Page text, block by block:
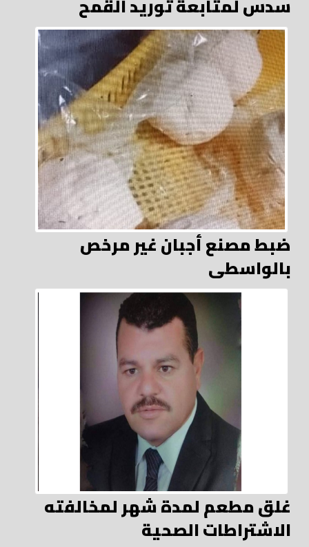
سدس لمتابعة توريد القمح
ضبط مصنع أجبان غير مرخص
بالواسطى
غلق مطعم لمدة شهر لمخالفته
الاشتراطات الصحية